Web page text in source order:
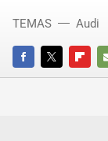
FACEBOOKTWITTER
TEMAS Audi